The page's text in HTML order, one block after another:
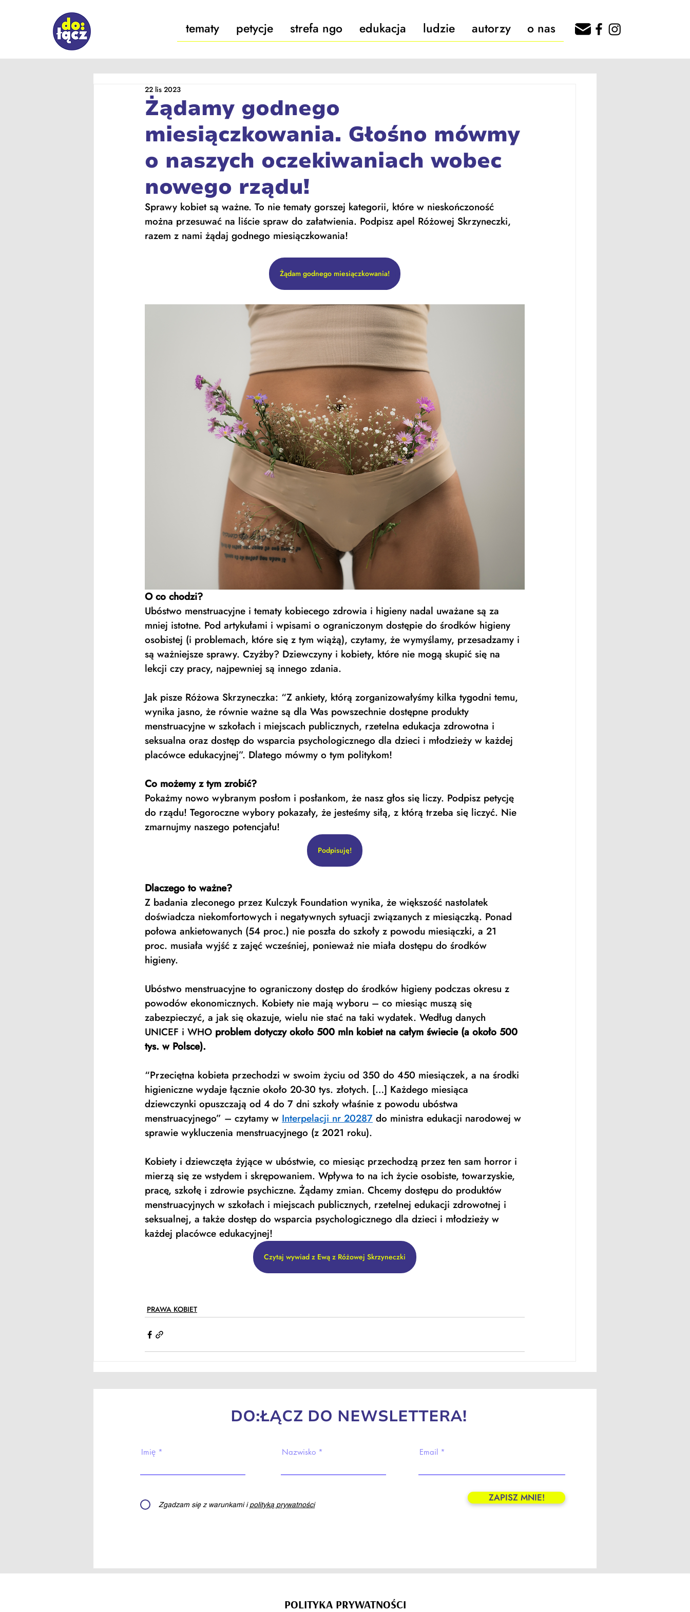
tematy petycje strefa ngo edukacja ludzie autorzy o nas
Żądamy godnego
miesiączkowania. Głośno mówmy
o naszych oczekiwaniach wobec
nowego rządu!
22 lis 2023
Sprawy kobiet są ważne. To nie tematy gorszej kategorii, które w nieskończoność
można przesuwać na liście spraw do załatwienia. Podpisz apel Różowej Skrzyneczki,
razem z nami żądaj godnego miesiączkowania!
Żądam godnego miesiączkowania!
O co chodzi?
Ubóstwo menstruacyjne i tematy kobiecego zdrowia i higieny nadal uważane są za
mniej istotne. Pod artykułami i wpisami o ograniczonym dostępie do środków higieny
osobistej (i problemach, które się z tym wiążą), czytamy, że wymyślamy, przesadzamy i
są ważniejsze sprawy. Czyżby? Dziewczyny i kobiety, które nie mogą skupić się na
lekcji czy pracy, najpewniej są innego zdania.
Jak pisze Różowa Skrzyneczka: “Z ankiety, którą zorganizowałyśmy kilka tygodni temu,
wynika jasno, że równie ważne są dla Was powszechnie dostępne produkty
menstruacyjne w szkołach i miejscach publicznych, rzetelna edukacja zdrowotna i
seksualna oraz dostęp do wsparcia psychologicznego dla dzieci i młodzieży w każdej
placówce edukacyjnej”. Dlatego mówmy o tym politykom!
Co możemy z tym zrobić?
Pokażmy nowo wybranym posłom i posłankom, że nasz głos się liczy. Podpisz petycję
do rządu! Tegoroczne wybory pokazały, że jesteśmy siłą, z którą trzeba się liczyć. Nie
zmarnujmy naszego potencjału!
Podpisuję!
Dlaczego to ważne?
Z badania zleconego przez Kulczyk Foundation wynika, że większość nastolatek
doświadcza niekomfortowych i negatywnych sytuacji związanych z miesiączką. Ponad
połowa ankietowanych (54 proc.) nie poszła do szkoły z powodu miesiączki, a 21
proc. musiała wyjść z zajęć wcześniej, ponieważ nie miała dostępu do środków
higieny.
Ubóstwo menstruacyjne to ograniczony dostęp do środków higieny podczas okresu z
powodów ekonomicznych. Kobiety nie mają wyboru – co miesiąc muszą się
zabezpieczyć, a jak się okazuje, wielu nie stać na taki wydatek. Według danych
UNICEF i WHO problem dotyczy około 500 mln kobiet na całym świecie (a około 500
tys. w Polsce).
“Przeciętna kobieta przechodzi w swoim życiu od 350 do 450 miesiączek, a na środki
higieniczne wydaje łącznie około 20-30 tys. złotych. […] Każdego miesiąca
dziewczynki opuszczają od 4 do 7 dni szkoły właśnie z powodu ubóstwa
menstruacyjnego” – czytamy w Interpelacji nr 20287 do ministra edukacji narodowej w
sprawie wykluczenia menstruacyjnego (z 2021 roku).
Kobiety i dziewczęta żyjące w ubóstwie, co miesiąc przechodzą przez ten sam horror i
mierzą się ze wstydem i skrępowaniem. Wpływa to na ich życie osobiste, towarzyskie,
pracę, szkołę i zdrowie psychiczne. Żądamy zmian. Chcemy dostępu do produktów
menstruacyjnych w szkołach i miejscach publicznych, rzetelnej edukacji zdrowotnej i
seksualnej, a także dostęp do wsparcia psychologicznego dla dzieci i młodzieży w
Czytaj wywiad z Ewą z Różowej Skrzyneczki
PRAWA KOBIET
DO:ŁĄCZ DO NEWSLETTERA!
Imię Nazwisko
Zgadzam się z warunkami i polityką prywatności
Email
ZAPISZ MNIE!
POLITYKA PRYWATNOŚCI